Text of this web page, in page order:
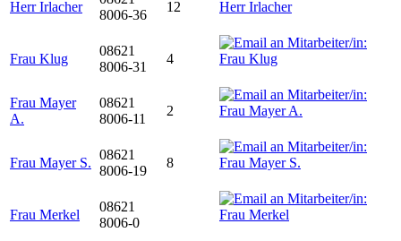
Herr Irlacher
8006-36
12
Frau Klug
08621
8006-31
4
Frau Mayer
A.
08621
8006-11
2
Frau Mayer S.
08621
8006-19
8
Frau Merkel
08621
8006-0